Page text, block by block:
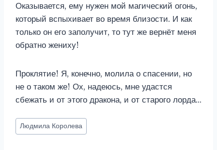
Оказывается, ему нужен мой магический огонь,
который вспыхивает во время близости. И как
только он его заполучит, то тут же вернёт меня
обратно жениху!
Проклятие! Я, конечно, молила о спасении, но
не о таком же! Ох, надеюсь, мне удастся
сбежать и от этого дракона, и от старого лорда…
Метки
записи:
Людмила Королева